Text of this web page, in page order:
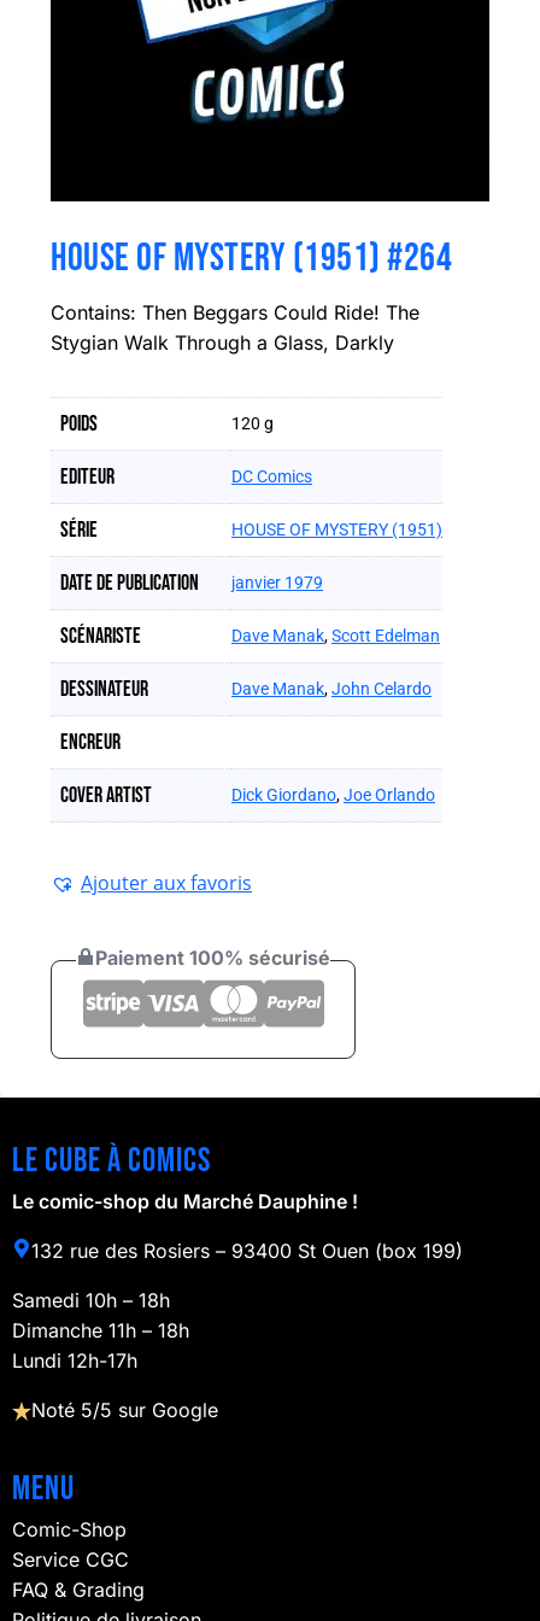
HOUSE OF MYSTERY (1951) #264
Contains: Then Beggars Could Ride! The
Stygian Walk Through a Glass, Darkly
Poids 120 g
Editeur DC Comics
Série HOUSE OF MYSTERY (1951)
Date de publication janvier 1979
Scénariste Dave Manak,Scott Edelman
Dessinateur Dave Manak,John Celardo
Encreur
Cover artist Dick Giordano,Joe Orlando
Ajouter aux favoris
Paiement 100% sécurisé
Le cube à comics
Le comic-shop du Marché Dauphine !
132 rue des Rosiers – 93400 St Ouen (box 199)
Samedi 10h – 18h
Dimanche 11h – 18h
Lundi 12h-17h
Noté 5/5 sur Google
Menu
Comic-Shop
Service CGC
FAQ & Grading